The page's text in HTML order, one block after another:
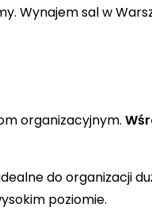
Wynajem sal w
organizacyjnym.
do organizacji
poziomie.